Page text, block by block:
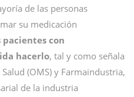
de las personas
su medicación
pacientes con
hacerlo, tal y como señala
(OMS) y Farmaindustria,
de la industria